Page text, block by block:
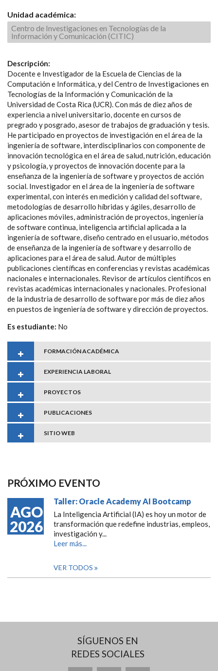
Unidad académica:
Centro de Investigaciones en Tecnologías de la
Información y Comunicación (CITIC)
Descripción:
Docente e Investigador de la Escuela de Ciencias de la
Computación e Informática, y del Centro de Investigaciones en
Tecnologías de la Información y Comunicación de la
Universidad de Costa Rica (UCR). Con más de diez años de
experiencia a nivel universitario, docente en cursos de
pregrado y posgrado, asesor de trabajos de graduación y tesis.
He participado en proyectos de investigación en el área de la
ingeniería de software, interdisciplinarios con componente de
innovación tecnológica en el área de salud, nutrición, educación
y psicología, y proyectos de innovación docente para la
enseñanza de la ingeniería de software y proyectos de acción
social. Investigador en el área de la ingeniería de software
experimental, con interés en medición y calidad del software,
metodologías de desarrollo híbridas y ágiles, desarrollo de
aplicaciones móviles, administración de proyectos, ingeniería
de software continua, inteligencia artificial aplicada a la
ingeniería de software, diseño centrado en el usuario, métodos
de enseñanza de la ingeniería de software y desarrollo de
aplicaciones para el área de salud. Autor de múltiples
publicaciones científicas en conferencias y revistas académicas
nacionales e internacionales. Revisor de artículos científicos en
revistas académicas internacionales y nacionales. Profesional
de la industria de desarrollo de software por más de diez años
en puestos de ingeniería de software y dirección de proyectos.
Es estudiante: No
FORMACIÓN ACADÉMICA
EXPERIENCIA LABORAL
PROYECTOS
PUBLICACIONES
SITIO WEB
PRÓXIMO EVENTO
AGO
2026
Taller: Oracle Academy AI Bootcamp
La Inteligencia Artificial (IA) es hoy un motor de
transformación que redefine industrias, empleos,
investigación y...
Leer más...
VER TODOS
SÍGUENOS EN
REDES SOCIALES